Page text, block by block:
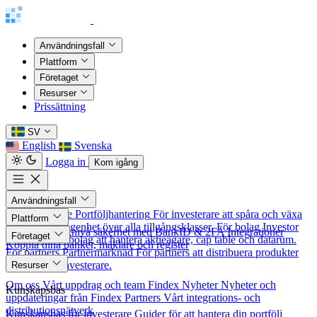
Användningsfall
Plattform
Företaget
Resurser
Prissättning
SV
English
Svenska
Logga in
Kom igång
Användningsfall
För investerare Portföljhantering För investerare att spåra och växa
sitt nettoförmögenhet över alla tillgångsklasser. För bolag Investor
Relations
För bolag att hantera aktieägare, cap table och datarum.
För partners Partnermarknad För partners att distribuera produkter
till nordiska investerare.
Plattform
Säkerhet Banknivå säkerhet med BankID & 2FA Integrationer
Koppla dina banker, mäklare och register
Företaget
Om oss
Om oss Vårt uppdrag och team Findex Nyheter Nyheter och
uppdateringar från Findex Partners Vårt integrations- och
distributionsnätverk
Resurser
Kunskapsbas
Kunskapsbas för investerare Guider för att hantera din portfölj